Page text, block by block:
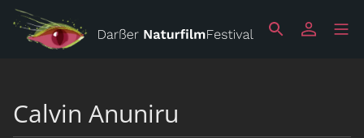
Calvin Anuniru